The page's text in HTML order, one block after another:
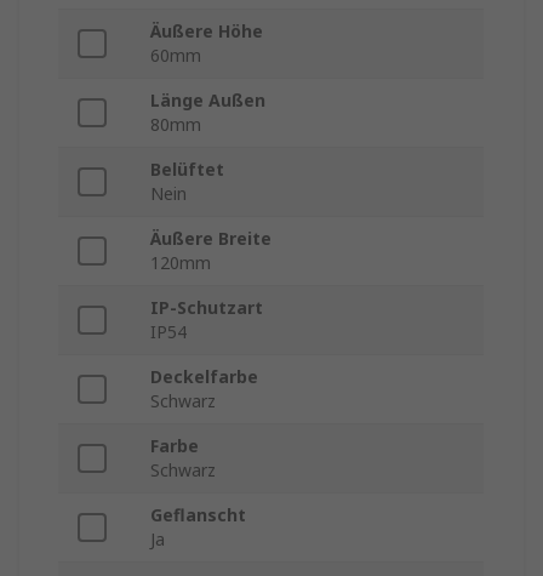
Äußere Höhe
60mm
Länge Außen
80mm
Belüftet
Nein
Äußere Breite
120mm
IP-Schutzart
IP54
Deckelfarbe
Schwarz
Farbe
Schwarz
Geflanscht
Ja